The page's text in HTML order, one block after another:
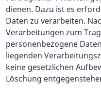
dienen. Dazu ist es
Daten zu verarbeiten.
Verarbeitungen zum
personenbezogene
liegenden
keine gesetzlichen
Löschung